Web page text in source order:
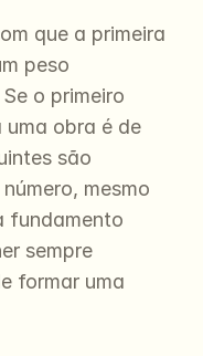
que a primeira
peso
o primeiro
uma obra é de
são
mesmo
fundamento
sempre
formar uma